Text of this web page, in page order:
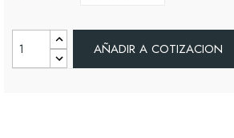
AÑADIR A COTIZACION